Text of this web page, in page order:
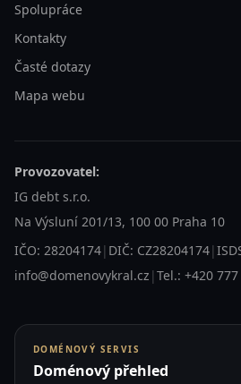
Spolupráce
Kontakty
Časté dotazy
Mapa webu
Provozovatel:
IG debt s.r.o.
Na Výsluní 201/13, 100 00 Praha 10
IČO: 28204174| DIČ: CZ28204174|
info@domenovykral.cz | Tel.: +420
DOMÉNOVÝ SERVIS
Doménový přehled